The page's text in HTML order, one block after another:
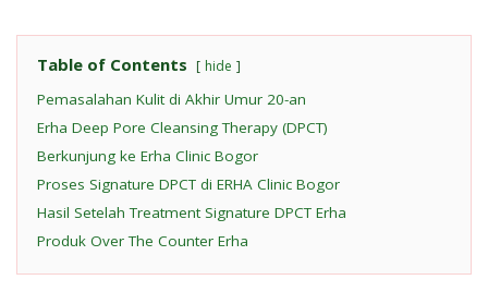
Table of Contents hide
Pemasalahan Kulit di Akhir Umur 20-an
Erha Deep Pore Cleansing Therapy (DPCT)
Berkunjung ke Erha Clinic Bogor
Proses Signature DPCT di ERHA Clinic Bogor
Hasil Setelah Treatment Signature DPCT Erha
Produk Over The Counter Erha